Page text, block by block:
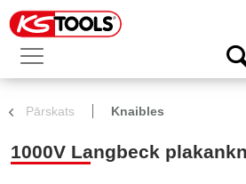
Pārskats Knaibles
1000V Langbeck